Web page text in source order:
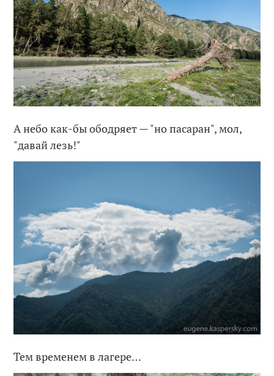
А небо как-бы ободряет — "но пасаран", мол,
"давай лезь!"
Тем временем в лагере…